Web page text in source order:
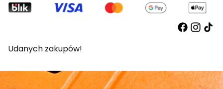
Udanych zakupów!